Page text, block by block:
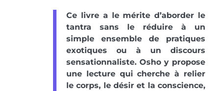
Ce livre a le mérite d’aborder le
tantra sans le réduire à un
simple ensemble de pratiques
exotiques ou à un discours
sensationnaliste. Osho y propose
une lecture qui cherche à relier
le corps, le désir et la conscience,